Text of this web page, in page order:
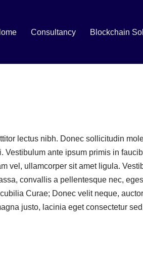
Consultancy Blockchain
lectus nibh. Donec sollicitudin
Vestibulum ante ipsum primis in
vel, ullamcorper sit amet ligula.
convallis a pellentesque nec,
Curae; Donec velit neque,
justo, lacinia eget consectetur